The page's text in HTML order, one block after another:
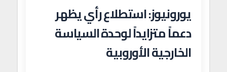
يورونيوز: استطلاع رأي يظهر
دعماً متزايداً لوحدة السياسة
الخارجية الأوروبية